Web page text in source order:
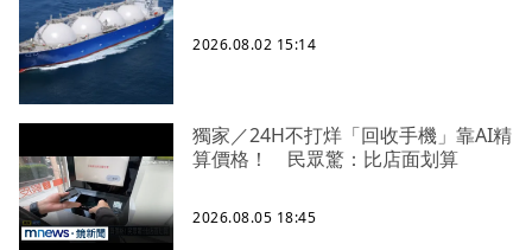
2026.08.02 15:14
獨家／24H不打烊「回收手機」靠AI精
算價格！ 民眾驚：比店面划算
2026.08.05 18:45